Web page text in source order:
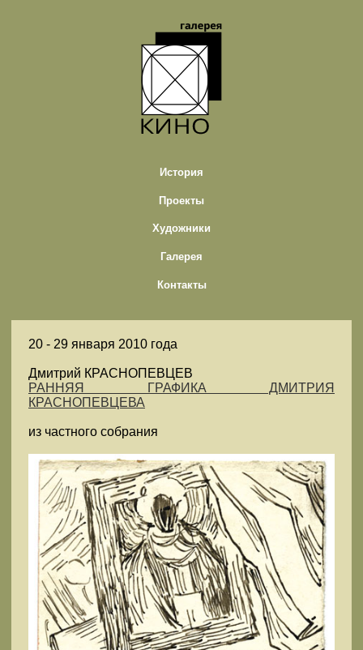
История
Проекты
Художники
Галерея
Контакты
20 - 29 января 2010 года
Дмитрий КРАСНОПЕВЦЕВ
РАННЯЯ ГРАФИКА ДМИТРИЯ
КРАСНОПЕВЦЕВА
из частного собрания